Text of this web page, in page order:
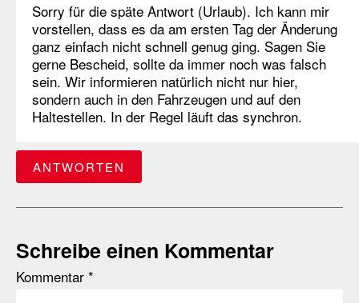
Sorry für die späte Antwort (Urlaub). Ich kann mir
vorstellen, dass es da am ersten Tag der Änderung
ganz einfach nicht schnell genug ging. Sagen Sie
gerne Bescheid, sollte da immer noch was falsch
sein. Wir informieren natürlich nicht nur hier,
sondern auch in den Fahrzeugen und auf den
Haltestellen. In der Regel läuft das synchron.
ANTWORTEN
Schreibe einen Kommentar
Kommentar *